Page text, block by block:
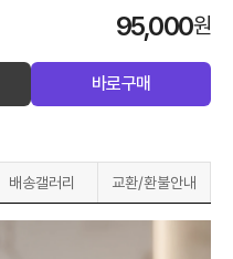
95,000원
바로구매
배송갤러리 교환/환불안내